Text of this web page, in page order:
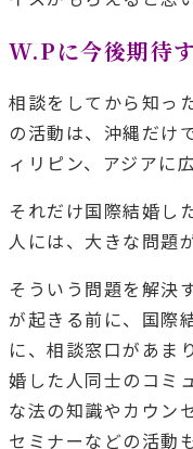
W.Pに今後期待
相談をしてから知っ
の活動は、沖縄だけ
ィリピン、アジアに
それだけ国際結婚し
人には、大きな問題
そういう問題を解決
が起きる前に、国際
に、相談窓口があま
婚した人同士のコミ
な法の知識やカウン
セミナーなどの活動